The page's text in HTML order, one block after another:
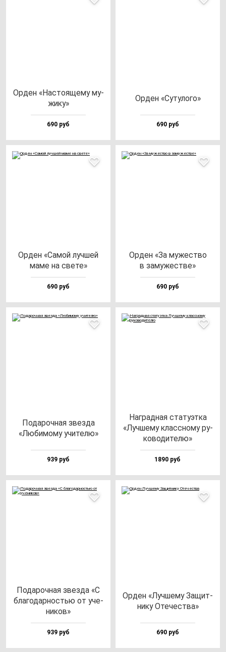
Орден «Нас­то­яще­му му­
жи­ку»
690 руб
Орден «Суту­ло­го»
690 руб
Орден «Самой луч­шей
ма­ме на све­те»
690 руб
Орден «За му­жес­тво
в за­му­жес­тве»
690 руб
Пода­роч­ная звез­да
«Люби­мо­му учи­те­лю»
939 руб
Наг­рад­ная ста­ту­эт­ка
«Луч­ше­му клас­сно­му ру­
ко­во­ди­те­лю»
1890 руб
Пода­роч­ная звез­да «С
бла­го­дар­ностью от уче­
ни­ков»
939 руб
Орден «Луч­ше­му Защит­
ни­ку Оте­чес­тва»
690 руб